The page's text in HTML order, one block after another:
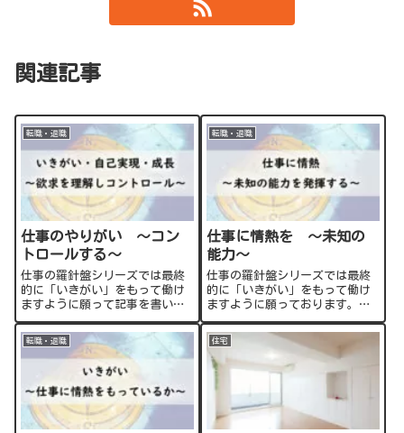
関連記事
転職・退職
仕事のやりがい ～コン
トロールする～
仕事の羅針盤シリーズでは最終
的に「いきがい」をもって働け
ますように願って記事を書いて
おります。今回はいきがい・自
己実現・成長欲求とは「人間の5
階層の欲求」についてです。も
う嫌だこんな会社辞めてやる！
なんて衝動は抑えて、世界は広
い！視野を広げれば答えが見え
てくるかもしれませんよ。
転職・退職
仕事に情熱を ～未知の
能力～
仕事の羅針盤シリーズでは最終
的に「いきがい」をもって働け
ますように願っております。今
回は仕事内容が不満で会社を辞
めたいときについてです。もう
嫌だこんな会社辞めてやる！そ
れでは今までの苦労が水の泡に
なってしまいます。世界は広
い！外に出てみると答えが見え
てくるかもしれませんよ。
転職・退職 住宅